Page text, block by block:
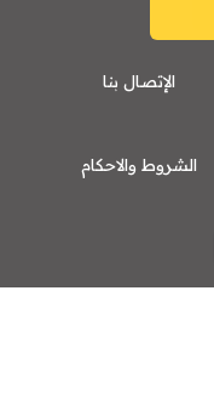
الإتصال بنا
الشروط والاحكام